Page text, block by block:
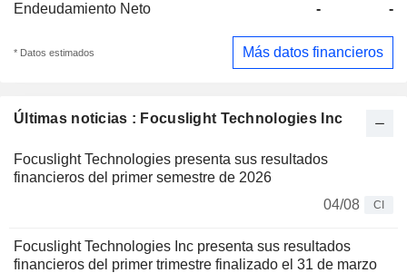
Últimas noticias : Focuslight Technologies Inc
Focuslight Technologies presenta sus resultados
financieros del primer semestre de 2026
04/08
CI
Focuslight Technologies Inc presenta sus resultados
financieros del primer trimestre finalizado el 31 de marzo
Endeudamiento Neto
- -
* Datos estimados Más datos financieros